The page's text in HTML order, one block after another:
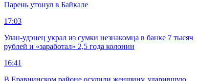
Парень утонул в Байкале
17:03
Улан-удэнец украл из сумки незнакомца в банке 7 тысяч
рублей и «заработал» 2,5 года колонии
16:41